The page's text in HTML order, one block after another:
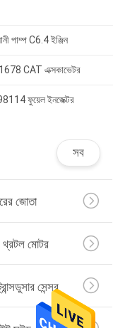
পাম্প C6.4 ইঞ্জিন
CAT এক্সকাভেটর
ফুয়েল ইনজেক্টর
সব
জোতা
থ্রটল মোটর
সেন্সর